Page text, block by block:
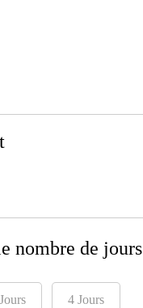
nombre de jours
4 Jours